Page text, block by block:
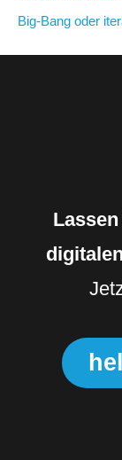
Big-Bang oder